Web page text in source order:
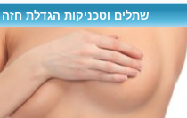
שתלים וטכניקות הגדלת חזה